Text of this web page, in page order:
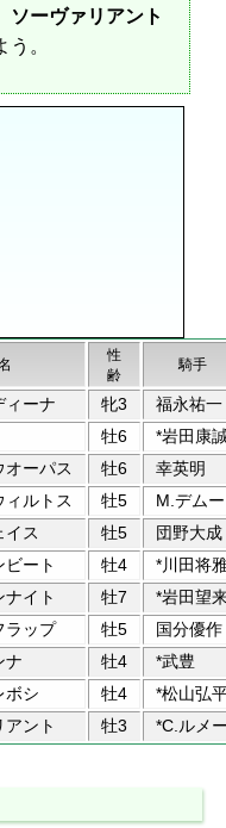
ソーヴァリアント
。
性
齢
騎手
ィーナ 牝3
福永祐一
牡6
*岩田康
オーパス 牡6
幸英明
ィルトス 牡5
M.デムー
イス 牡5
団野大成
ビート 牡4
*川田将
イト 牡7
*岩田望
ラップ 牡5
国分優作
ナ 牡4
*武豊
ボシ 牡4
*松山弘
アント 牡3 *C.ルメ